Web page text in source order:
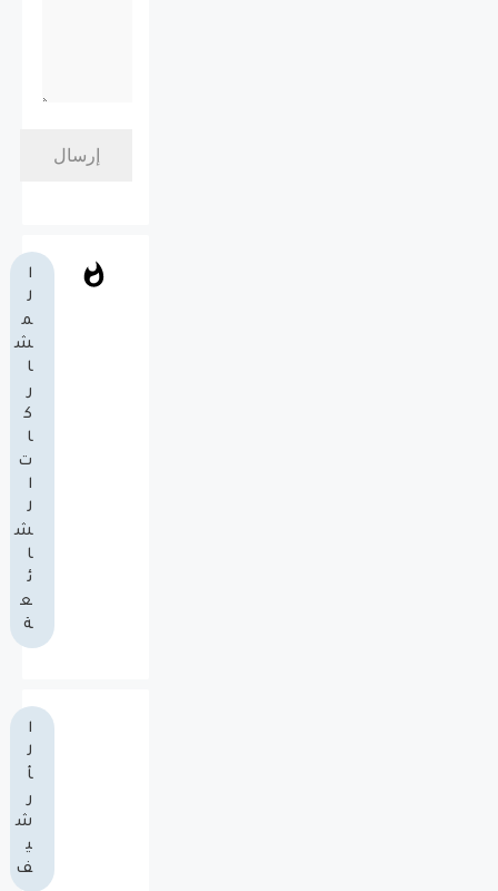
ا
ل
م
ش
ا
ر
ك
ا
ت
ا
ل
ش
ا
ئ
ع
ة
ا
ل
أ
ر
ش
ي
ف